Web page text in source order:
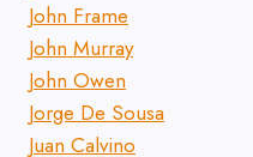
John Frame
John Murray
John Owen
Jorge De Sousa
Juan Calvino